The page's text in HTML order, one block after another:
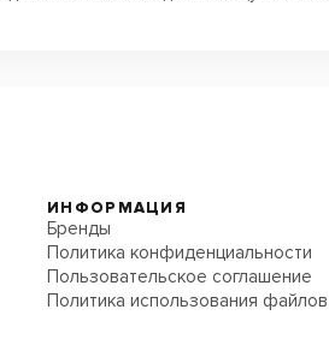
ИНФОРМАЦИЯ
Бренды
Политика конфиденциальности
Пользовательское соглашение
Политика использования